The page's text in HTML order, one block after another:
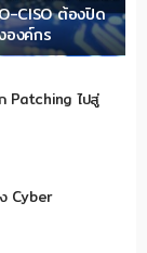
CISO ต้องปิด
องค์กร
Patching ไปสู่
Cyber